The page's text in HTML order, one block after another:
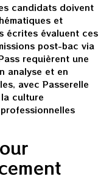
candidats doivent
et
écrites évaluent ces
post-bac via
requièrent une
analyse et en
avec Passerelle
culture